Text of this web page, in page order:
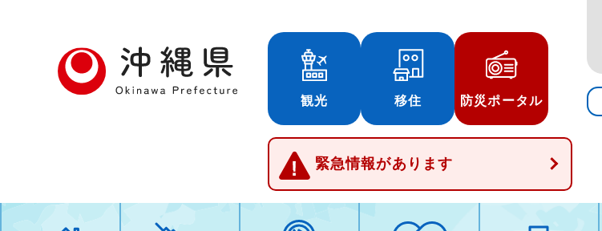
観光 移住 防災ポータル
緊急情報があります